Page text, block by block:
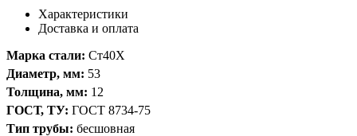
Характеристики
Доставка и оплата
Марка стали: Ст40Х
Диаметр, мм: 53
Толщина, мм: 12
ГОСТ, ТУ: ГОСТ 8734-75
Тип трубы: бесшовная